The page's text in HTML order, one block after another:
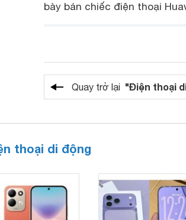
bày bán chiếc điện thoại
Quay trở lại "Điện thoại
thoại di động